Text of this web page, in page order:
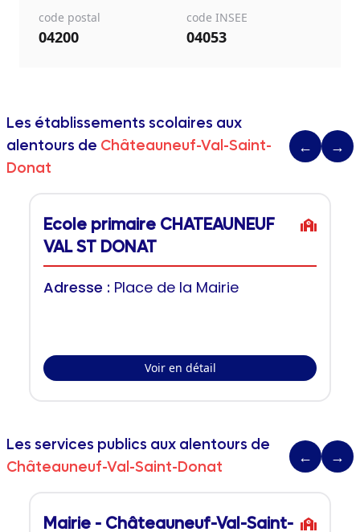
code postal
04200
code INSEE
04053
Les établissements scolaires aux
alentours de Châteauneuf-Val-Saint-
Donat
← →
Ecole primaire CHATEAUNEUF
VAL ST DONAT
Adresse : Place de la Mairie
Voir en détail
Les services publics aux alentours de
Châteauneuf-Val-Saint-Donat
← →
Mairie - Châteauneuf-Val-Saint-